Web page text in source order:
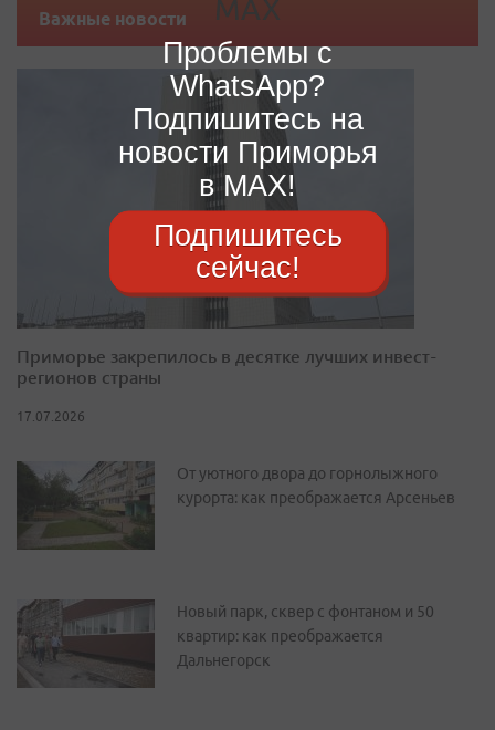
Важные новости
Приморье закрепилось в десятке лучших инвест-
регионов страны
17.07.2026
От уютного двора до горнолыжного
курорта: как преображается Арсеньев
Новый парк, сквер с фонтаном и 50
квартир: как преображается
Дальнегорск
Проблемы с
WhatsApp?
Подпишитесь на
новости Приморья
в MAX!
Подпишитесь
сейчас!